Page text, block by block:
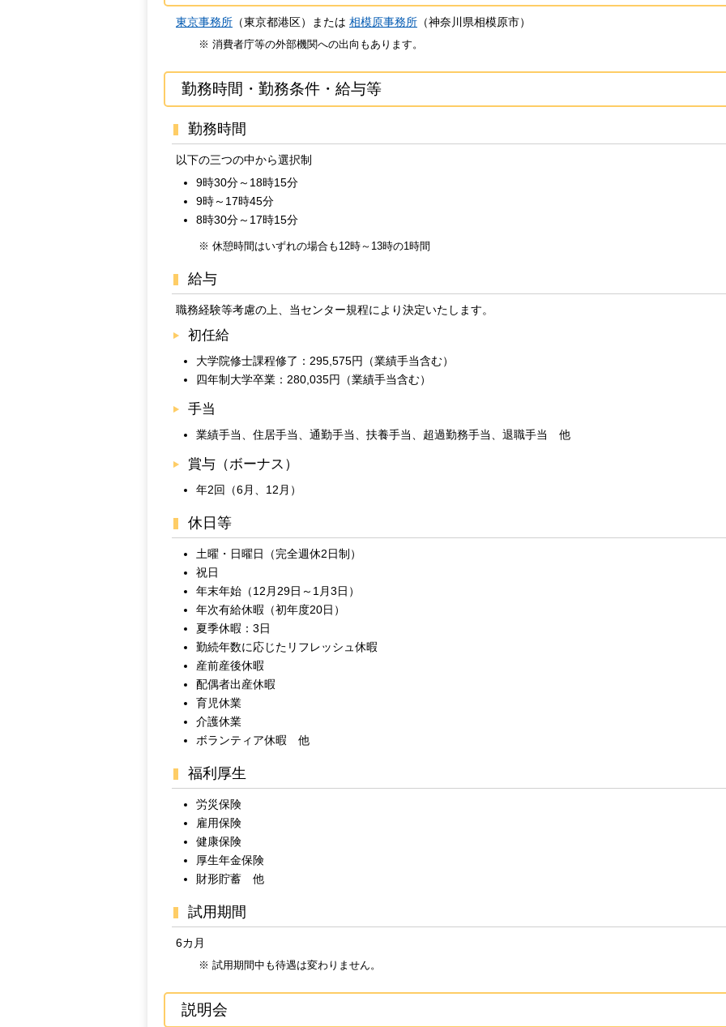
東京事務所 （東京都港区）または 相模原事務所 （神奈川県相模原市）
※ 消費者庁等の外部機関への出向もあります。
勤務時間・勤務条件・給与等
勤務時間
以下の三つの中から選択制
9時30分～18時15分
9時～17時45分
8時30分～17時15分
※ 休憩時間はいずれの場合も12時～13時の1時間
給与
職務経験等考慮の上、当センター規程により決定いたします。
初任給
大学院修士課程修了：295,575円（業績手当含む）
四年制大学卒業：280,035円（業績手当含む）
手当
業績手当、住居手当、通勤手当、扶養手当、超過勤務手当、退職手当 他
賞与（ボーナス）
年2回（6月、12月）
休日等
土曜・日曜日（完全週休2日制）
祝日
年末年始（12月29日～1月3日）
年次有給休暇（初年度20日）
夏季休暇：3日
勤続年数に応じたリフレッシュ休暇
産前産後休暇
配偶者出産休暇
育児休業
介護休業
ボランティア休暇 他
福利厚生
労災保険
雇用保険
健康保険
厚生年金保険
財形貯蓄 他
試用期間
6カ月
※ 試用期間中も待遇は変わりません。
説明会